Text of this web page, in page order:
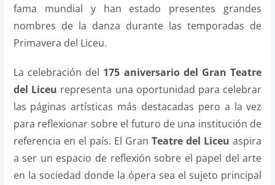
fama mundial y han estado presentes grandes
nombres de la danza durante las temporadas de
Primavera del Liceu.
La celebración del 175 aniversario del Gran Teatre
del Liceu representa una oportunidad para celebrar
las páginas artísticas más destacadas pero a la vez
para reflexionar sobre el futuro de una institución de
referencia en el país. El GranTeatre del Liceu aspira
a ser un espacio de reflexión sobre el papel del arte
en la sociedad donde la ópera sea el sujeto principal